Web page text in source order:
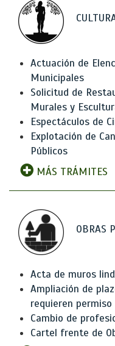
Actuación de
Municipales
Solicitud de
Murales y
Espectáculos de
Explotación de
Públicos
MÁS TRÁMITES
OBRAS
Acta de muros
Ampliación de
requieren
Cambio de
Cartel frente de